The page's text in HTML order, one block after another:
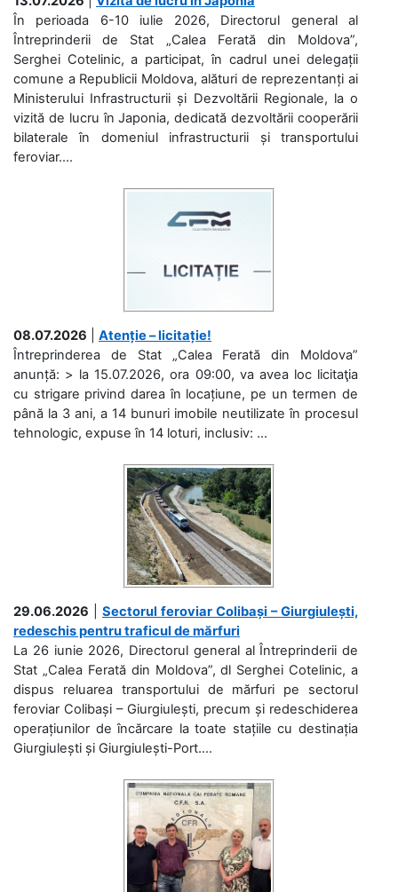
În perioada 6-10 iulie 2026, Directorul general al
Întreprinderii de Stat „Calea Ferată din Moldova”,
Serghei Cotelinic, a participat, în cadrul unei delegații
comune a Republicii Moldova, alături de reprezentanți ai
Ministerului Infrastructurii și Dezvoltării Regionale, la o
vizită de lucru în Japonia, dedicată dezvoltării cooperării
bilaterale în domeniul infrastructurii și transportului
feroviar....
08.07.2026
Atenție – licitație!
Întreprinderea de Stat „Calea Ferată din Moldova”
anunță: > la 15.07.2026, ora 09:00, va avea loc licitaţia
cu strigare privind darea în locațiune, pe un termen de
până la 3 ani, a 14 bunuri imobile neutilizate în procesul
tehnologic, expuse în 14 loturi, inclusiv: ...
29.06.2026
Sectorul feroviar Colibași – Giurgiulești,
redeschis pentru traficul de mărfuri
La 26 iunie 2026, Directorul general al Întreprinderii de
Stat „Calea Ferată din Moldova”, dl Serghei Cotelinic, a
dispus reluarea transportului de mărfuri pe sectorul
feroviar Colibași – Giurgiulești, precum și redeschiderea
operațiunilor de încărcare la toate stațiile cu destinația
Giurgiulești și Giurgiulești-Port....